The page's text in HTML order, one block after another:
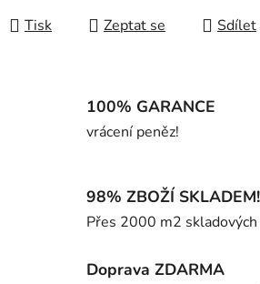
Tisk Zeptat se Sdílet
100% GARANCE
vrácení peněz!
98% ZBOŽÍ SKLADEM!
Přes 2000 m2
Doprava ZDARMA